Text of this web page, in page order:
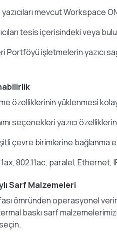
yazıcıları mevcut
tesis içerisindeki veya
Portföyü işletmelerin yazıcı
özelliklerinin yüklenmesi
seçenekleri yazıcı
çevre birimlerine bağlanma
802.11ac, paralel,
Sarf Malzemeleri
ömründen operasyonel
baskı sarf